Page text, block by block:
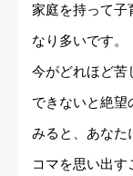
家庭を持って子
なり多いです。
今がどれほど苦
できないと絶望
みると、あなた
コマを思い出す